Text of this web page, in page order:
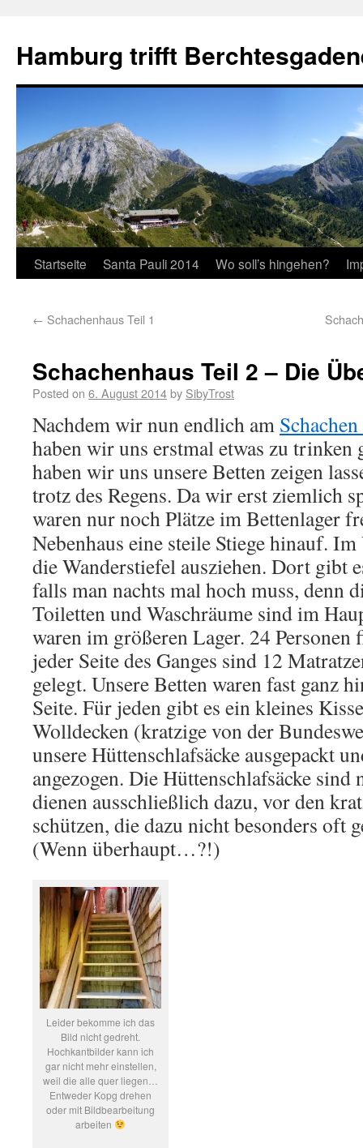
Hamburg trifft
Startseite Santa Pauli 2014 Wo soll’s hingehen?
← Schachenhaus Teil 1
Schachenhaus Teil 2 – Die
Posted on 6. August 2014by SibyTrost
Nachdem wir nun endlich am Schachen
haben wir uns erstmal etwas zu trinken
haben wir uns unsere Betten zeigen
trotz des Regens. Da wir erst ziemlich
waren nur noch Plätze im Bettenlager
Nebenhaus eine steile Stiege hinauf.
die Wanderstiefel ausziehen. Dort gibt
falls man nachts mal hoch muss, denn
Toiletten und Waschräume sind im
waren im größeren Lager. 24 Personen
jeder Seite des Ganges sind 12
gelegt. Unsere Betten waren fast ganz
Seite. Für jeden gibt es ein kleines
Wolldecken (kratzige von der
unsere Hüttenschlafsäcke ausgepackt
angezogen. Die Hüttenschlafsäcke sind
dienen ausschließlich dazu, vor den
schützen, die dazu nicht besonders oft
(Wenn überhaupt…?!)
Leider bekomme ich das
Bild nicht gedreht.
Hochkantbilder kann ich
gar nicht mehr einstellen,
weil die alle quer liegen…
Entweder Kopg drehen
oder mit Bildbearbeitung
arbeiten